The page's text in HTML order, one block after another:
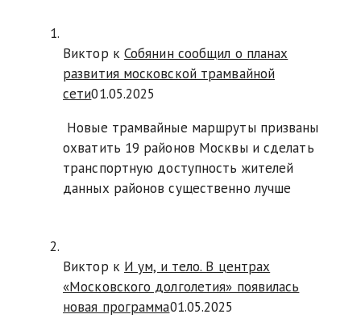
Виктор к Собянин сообщил о планах
развития московской трамвайной
сети01.05.2025
Новые трамвайные маршруты призваны
охватить 19 районов Москвы и сделать
транспортную доступность жителей
данных районов существенно лучше
Виктор к И ум, и тело. В центрах
«Московского долголетия» появилась
новая программа01.05.2025